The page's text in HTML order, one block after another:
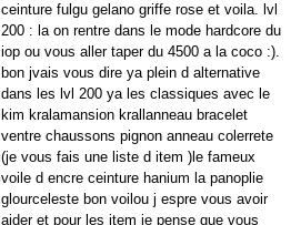
ceinture fulgu gelano griffe rose et voila. lvl
200 : la on rentre dans le mode hardcore du
iop ou vous aller taper du 4500 a la coco :).
bon jvais vous dire ya plein d alternative
dans les lvl 200 ya les classiques avec le
kim kralamansion krallanneau bracelet
ventre chaussons pignon anneau colerrete
(je vous fais une liste d item )le fameux
voile d encre ceinture hanium la panoplie
glourceleste bon voilou j espre vous avoir
aider et pour les item je pense que vous